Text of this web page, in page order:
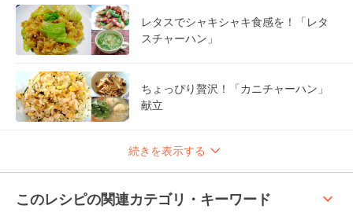
レタスでシャキシャキ食感を！「レタ
スチャーハン」
ちょっぴり贅沢！「カニチャーハン」
献立
続きを表示する
このレシピの関連カテゴリ・キーワード keyboard_arrow_up